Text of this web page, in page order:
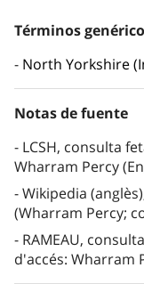
Términos
North Yorkshire
Notas de fuente
LCSH, consulta
Wharram Percy
Wikipedia
(Wharram Percy;
RAMEAU,
d'accés: Wharram